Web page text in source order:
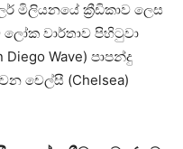
මිලියනයේ ක්‍රීඩිකාව ලෙස
වාර්තාව පිහිටුවා
Wave) පාපන්දු
චෙල්සී (Chelsea)